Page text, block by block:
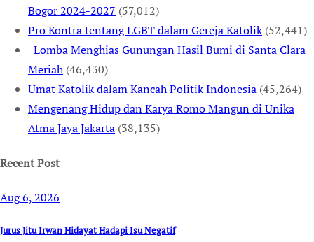
Bogor 2024-2027 (57,012)
Pro Kontra tentang LGBT dalam Gereja Katolik (52,441)
Lomba Menghias Gunungan Hasil Bumi di Santa Clara
Meriah (46,430)
Umat Katolik dalam Kancah Politik Indonesia (45,264)
Mengenang Hidup dan Karya Romo Mangun di Unika
Atma Jaya Jakarta (38,135)
Recent Post
Aug 6, 2026
Jurus Jitu Irwan Hidayat Hadapi Isu Negatif